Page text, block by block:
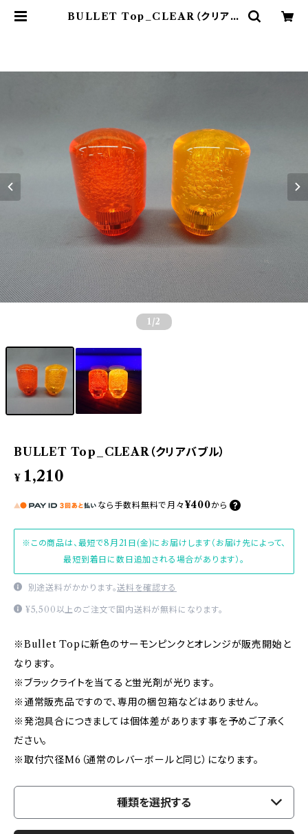
BULLET Top_CLEAR（クリアバ
1 /2
BULLET Top_CLEAR（クリアバブル）
¥ 1,210
なら 手数料無料で 月々¥400から
※この商品は、最短で8月21日(金)にお届けします（お届け先によって、
最短到着日に数日追加される場合があります）。
別途送料がかかります。送料を確認する
¥5,500以上のご注文で国内送料が無料になります。
※Bullet Topに新色のサーモンピンクとオレンジが販売開始と
なります。
※ブラックライトを当てると蛍光剤が光ります。
※通常販売品ですので、専用の梱包箱などはありません。
※発泡具合につきましては個体差があります事を予めご了承く
ださい。
※取付穴径M6（通常のレバーボールと同じ）になります。
種類を選択する